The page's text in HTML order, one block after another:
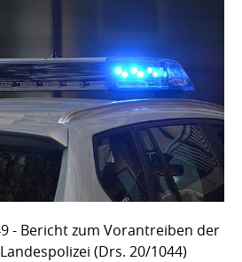
- Bericht zum Vorantreiben der
(Drs. 20/1044)